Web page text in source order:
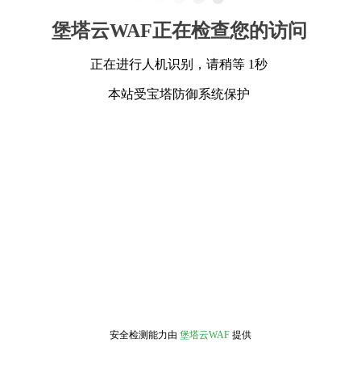
堡塔云WAF正在检查您的访问
正在进行人机识别，请稍等 1秒
本站受宝塔防御系统保护
安全检测能力由 堡塔云WAF 提供